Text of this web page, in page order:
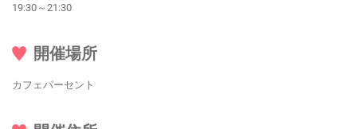
19:30～21:30
開催場所
カフェパーセント